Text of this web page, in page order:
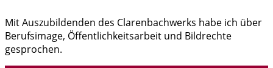
Mit Auszubildenden des Clarenbachwerks habe ich über
Berufsimage, Öffentlichkeitsarbeit und Bildrechte
gesprochen.